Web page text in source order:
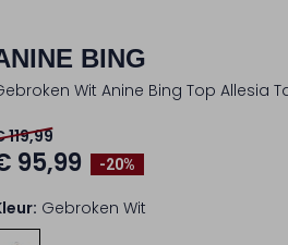
BING
Wit Anine Bing Top Allesia
-20%
119,99
95,99
Gebroken Wit